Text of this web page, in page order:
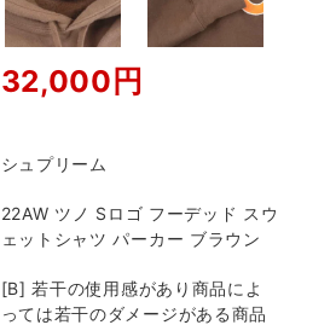
32,000円
シュプリーム
22AW ツノ Sロゴ フーデッド スウ
ェットシャツ パーカー ブラウン
[B] 若干の使用感があり商品によ
っては若干のダメージがある商品